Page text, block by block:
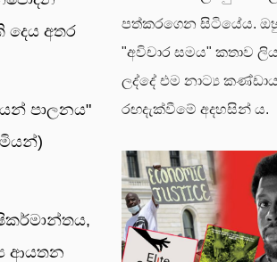
දෙය අතර
පාලනය"
ආයතන
පත්කරගෙන සිටියේය.
"අවිචාර සමය" කතාව
ලද්දේ එම නාට්‍ය
රඟදැක්වීමේ අදහසින් ය.